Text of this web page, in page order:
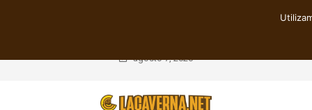
agosto 7, 2026